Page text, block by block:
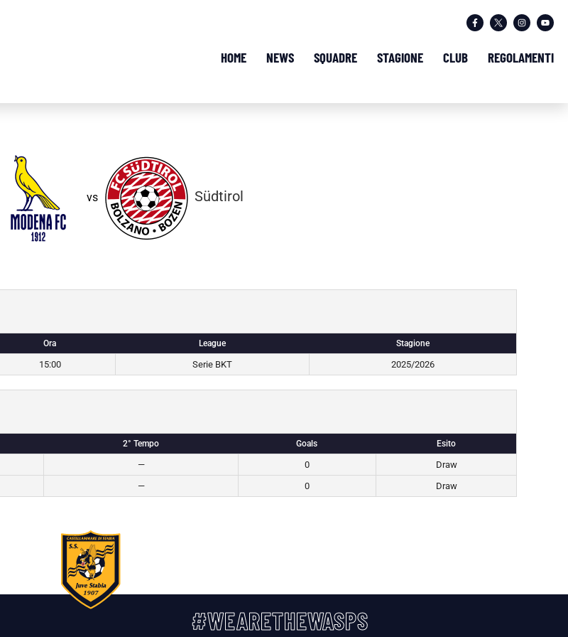
HOME NEWS SQUADRE STAGIONE CLUB REGOLAMENTI
vs Südtirol
Ora League Stagione
15:00 Serie BKT 2025/2026
2° Tempo Goals Esito
— 0
Draw
— 0 Draw
#WEARETHEWASPS